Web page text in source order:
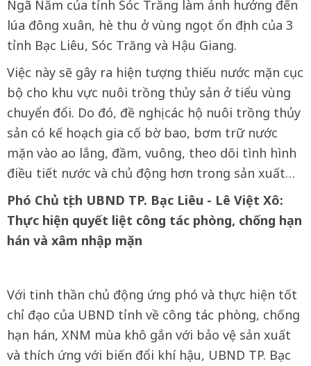
Ngã Năm của tỉnh Sóc Trăng làm ảnh hưởng đến
lúa đông xuân, hè thu ở vùng ngọt ổn định của 3
tỉnh Bạc Liêu, Sóc Trăng và Hậu Giang.
Việc này sẽ gây ra hiện tượng thiếu nước mặn cục
bộ cho khu vực nuôi trồng thủy sản ở tiểu vùng
chuyển đổi. Do đó, đề nghị các hộ nuôi trồng thủy
sản có kế hoạch gia cố bờ bao, bơm trữ nước
mặn vào ao lắng, đầm, vuông, theo dõi tình hình
điều tiết nước và chủ động hơn trong sản xuất…
Phó Chủ tịch UBND TP. Bạc Liêu - Lê Việt Xô:
Thực hiện quyết liệt công tác phòng, chống hạn
hán và xâm nhập mặn
Với tinh thần chủ động ứng phó và thực hiện tốt
chỉ đạo của UBND tỉnh về công tác phòng, chống
hạn hán, XNM mùa khô gắn với bảo vệ sản xuất
và thích ứng với biến đổi khí hậu, UBND TP. Bạc